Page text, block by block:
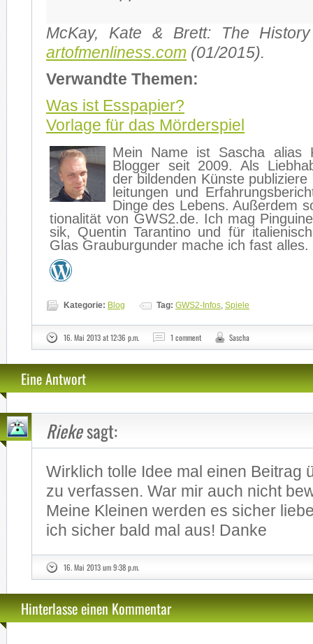
McK­ay, Kate & Brett: The
artofmenliness.com (01/2015).
Ver­wand­te The­men:
Was ist Ess­pa­pier?
Vor­la­ge für das Mör­der­spiel
Mein Name ist Sa­scha ali­as
Blog­ger seit 2009. Als
der bil­den­den Küns­te
lei­tun­gen und
Din­ge des Le­bens. Au­ßer­dem
tio­na­li­tät von GWS2.de. Ich mag
sik, Quen­tin Ta­ran­ti­no und für
Glas Grau­bur­gun­der ma­che ich fast al­les.
Kategorie: Blog Tag: GWS2-Infos, Spiele
16. Mai 2013 at 12:36 p.m. 1 comment Sascha
Eine Antwort
Riekesagt:
Wirk­lich tol­le Idee mal ei­nen Bei­trag
zu ver­fas­sen. War mir auch nicht
Mei­ne Klei­nen wer­den es si­cher
ich si­cher bald mal aus! Dan­ke
16. Mai 2013 um 9:38 p.m.
Hinterlasse einen Kommentar